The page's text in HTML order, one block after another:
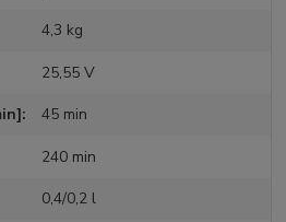
4,3 kg
25,55 V
45 min
240 min
0,4/0,2 l